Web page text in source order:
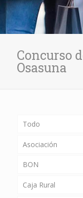
Concurso
Osasuna
Todo
Asociación
BON
Caja Rural